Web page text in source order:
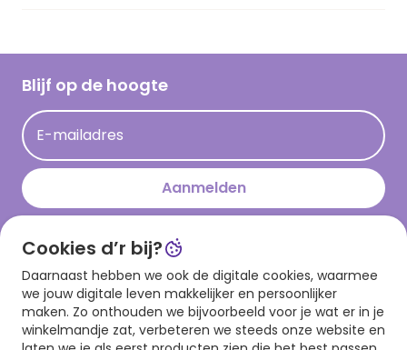
Hallmark Kaartclub
Acties
Persberichten
Hallmark en Kinderpostzegels
Cadeau inspiratie
Kaartinspiratie
Blijf op de hoogte
E-mailadres
Aanmelden
Download onze app
Cookies d’r bij?
Daarnaast hebben we ook de digitale cookies, waarmee
we jouw digitale leven makkelijker en persoonlijker
maken. Zo onthouden we bijvoorbeeld voor je wat er in je
winkelmandje zat, verbeteren we steeds onze website en